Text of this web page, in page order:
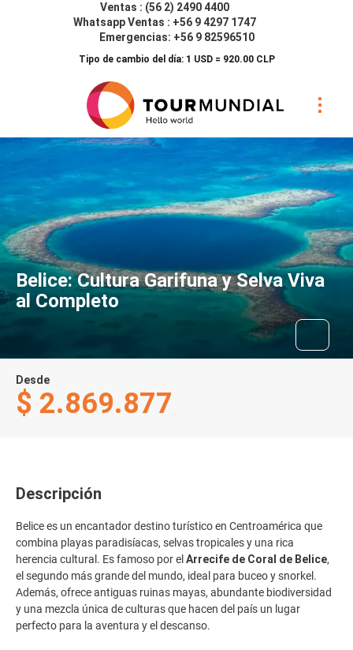
Ventas : (56 2) 2490 4400
Whatsapp Ventas : +56 9 4297 1747
Emergencias: +56 9 82596510
Tipo de cambio del día: 1 USD = 920.00 CLP
Belice: Cultura Garifuna y Selva Viva
al Completo
Desde
$ 2.869.877
Descripción
Belice es un encantador destino turístico en Centroamérica que
combina playas paradisíacas, selvas tropicales y una rica
herencia cultural. Es famoso por el Arrecife de Coral de Belice,
el segundo más grande del mundo, ideal para buceo y snorkel.
Además, ofrece antiguas ruinas mayas, abundante biodiversidad
y una mezcla única de culturas que hacen del país un lugar
perfecto para la aventura y el descanso.